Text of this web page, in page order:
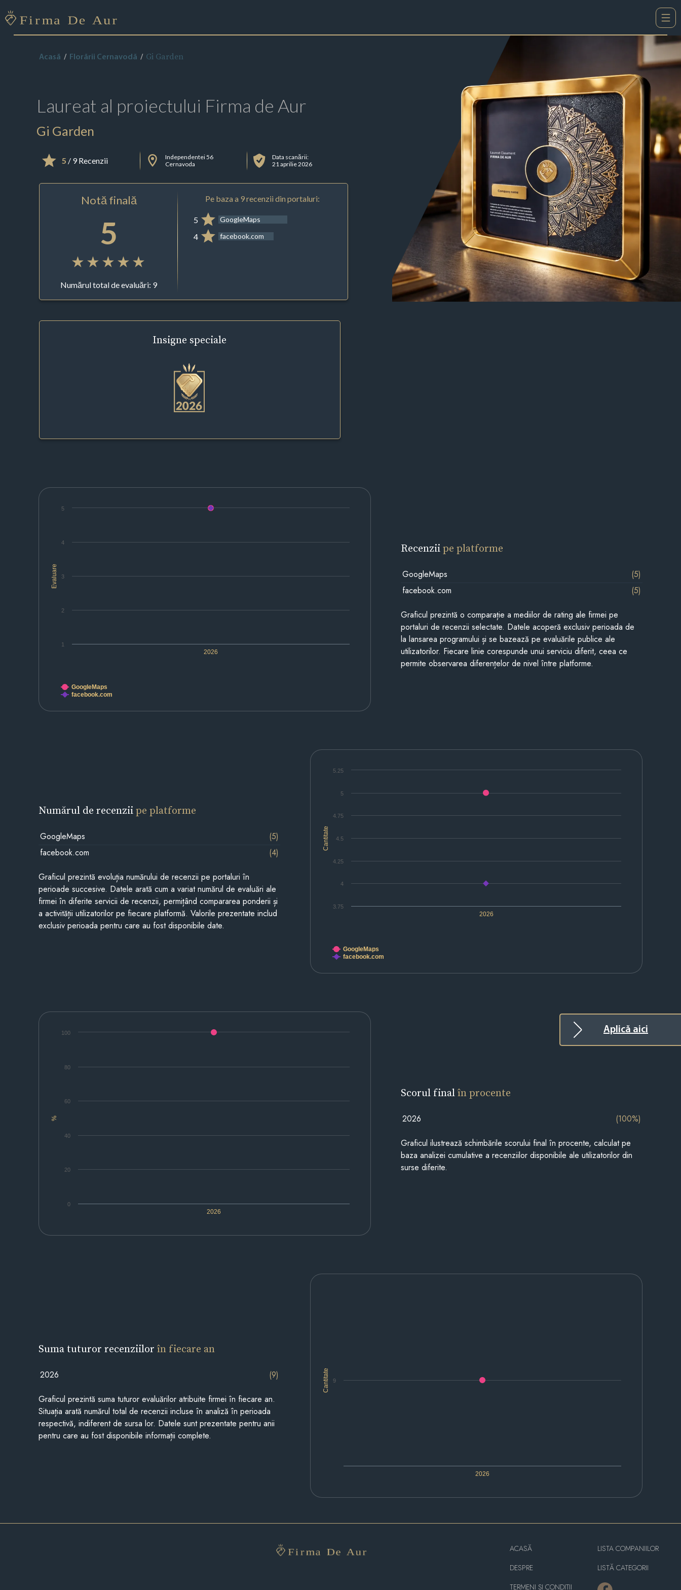
Aplică aici
Acasă Florării Cernavodă Gi Garden
Laureat al proiectului Firma de Aur
Gi Garden
5 / 9 Recenzii
Independentei 56
Cernavoda
Data scanării:
21 aprilie 2026
Notă finală
5
Numărul total de evaluări: 9
Pe baza a 9 recenzii din portaluri:
5 GoogleMaps
4 facebook.com
Insigne speciale
Evaluare
2026
1
2
3
4
5
GoogleMaps
facebook.com
Recenziipe platforme
GoogleMaps
(5)
facebook.com
(5)
Graficul prezintă o comparație a mediilor de rating ale firmei pe
portaluri de recenzii selectate. Datele acoperă exclusiv perioada de
la lansarea programului și se bazează pe evaluările publice ale
utilizatorilor. Fiecare linie corespunde unui serviciu diferit, ceea ce
permite observarea diferențelor de nivel între platforme.
Cantitate
2026
3.75
4
4.25
4.5
4.75
5
5.25
GoogleMaps
facebook.com
Numărul de recenziipe platforme
GoogleMaps
(5)
facebook.com
(4)
Graficul prezintă evoluția numărului de recenzii pe portaluri în
perioade succesive. Datele arată cum a variat numărul de evaluări ale
firmei în diferite servicii de recenzii, permițând compararea ponderii și
a activității utilizatorilor pe fiecare platformă. Valorile prezentate includ
exclusiv perioada pentru care au fost disponibile date.
%
2026
0
20
40
60
80
100
Scorul finalîn procente
2026 (100%)
Graficul ilustrează schimbările scorului final în procente, calculat pe
baza analizei cumulative a recenziilor disponibile ale utilizatorilor din
surse diferite.
Cantitate
2026
9
Suma tuturor recenziilorîn fiecare an
2026 (9)
Graficul prezintă suma tuturor evaluărilor atribuite firmei în fiecare an.
Situația arată numărul total de recenzii incluse în analiză în perioada
respectivă, indiferent de sursa lor. Datele sunt prezentate pentru anii
pentru care au fost disponibile informații complete.
ACASĂ
DESPRE
TERMENI ȘI CONDIȚII
LISTA COMPANIILOR
LISTĂ CATEGORII